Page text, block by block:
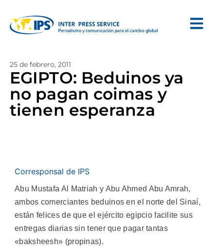
25 de febrero, 2011
EGIPTO: Beduinos ya
no pagan coimas y
tienen esperanza
Corresponsal de IPS
Abu Mustafa Al Matriah y Abu Ahmed Abu Amrah,
ambos comerciantes beduinos en el norte del Sinaí,
están felices de que el ejército egipcio facilite sus
entregas diarias sin tener que pagar tantas
«baksheesh» (propinas).